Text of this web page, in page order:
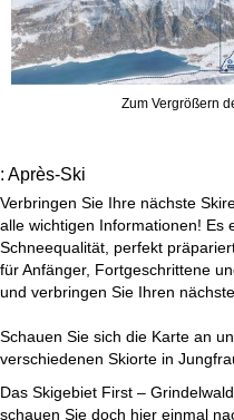
Zum Vergrößern
: Après-Ski
Verbringen Sie Ihre nächste
alle wichtigen Informationen! Es
Schneequalität, perfekt
für Anfänger, Fortgeschrittene
und verbringen Sie Ihren
Schauen Sie sich die Karte an
verschiedenen Skiorte in
Das Skigebiet First –
schauen Sie doch hier einmal